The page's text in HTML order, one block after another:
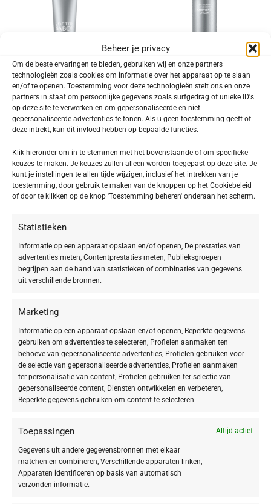
Beheer je privacy
Om de beste ervaringen te bieden, gebruiken wij en onze partners
technologieën zoals cookies om informatie over het apparaat op te slaan
en/of te openen. Toestemming voor deze technologieën stelt ons en onze
partners in staat om persoonlijke gegevens zoals surfgedrag of unieke ID's
op deze site te verwerken en om gepersonaliseerde en niet-
gepersonaliseerde advertenties te tonen. Als u geen toestemming geeft of
deze intrekt, kan dit invloed hebben op bepaalde functies.
Klik hieronder om in te stemmen met het bovenstaande of om specifieke
keuzes te maken. Je keuzes zullen alleen worden toegepast op deze site. Je
kunt je instellingen te allen tijde wijzigen, inclusief het intrekken van je
toestemming, door gebruik te maken van de knoppen op het Cookiebeleid
of door te klikken op de knop 'Toestemming beheren' onderaan het scherm.
Statistieken
Informatie op een apparaat opslaan en/of openen, De prestaties van
advertenties meten, Contentprestaties meten, Publieksgroepen
begrijpen aan de hand van statistieken of combinaties van gegevens
uit verschillende bronnen.
Marketing
Informatie op een apparaat opslaan en/of openen, Beperkte gegevens
gebruiken om advertenties te selecteren, Profielen aanmaken ten
behoeve van gepersonaliseerde advertenties, Profielen gebruiken voor
de selectie van gepersonaliseerde advertenties, Profielen aanmaken
ter personalisatie van content, Profielen gebruiken ter selectie van
gepersonaliseerde content, Diensten ontwikkelen en verbeteren,
Beperkte gegevens gebruiken om content te selecteren.
Toepassingen Altijd actief
Gegevens uit andere gegevensbronnen met elkaar
matchen en combineren, Verschillende apparaten linken,
Apparaten identificeren op basis van automatisch
verzonden informatie.
TOEPASSING
Gezicht
SOORT PRODUCT
-20%
DOCTOR BABOR – SENSITIVE Itch
Relief Serum
89,90 71,92
-20%
DOCTOR BABOR – SENSITIVE
Soothing Cream
74,90
Soothing Cream Cleanser
29,90 €23,92
Soothing Cream Rich
€79,90 €63,92